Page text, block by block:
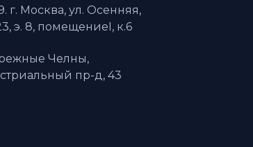
г. Москва, ул. Осенняя,
э. 8, помещениеI, к.6
Челны,
пр-д, 43